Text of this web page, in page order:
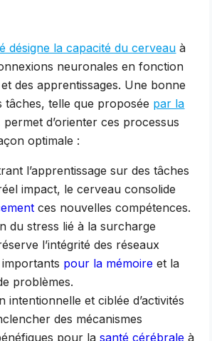
désigne la capacité du cerveau à
neuronales en fonction
des apprentissages. Une bonne
tâches, telle que proposée par la
permet d’orienter ces processus
optimale :
l’apprentissage sur des tâches
impact, le cerveau consolide
ces nouvelles compétences.
du stress lié à la surcharge
l’intégrité des réseaux
pour la mémoire et la
problèmes.
intentionnelle et ciblée d’activités
des mécanismes
pour lasanté cérébrale à